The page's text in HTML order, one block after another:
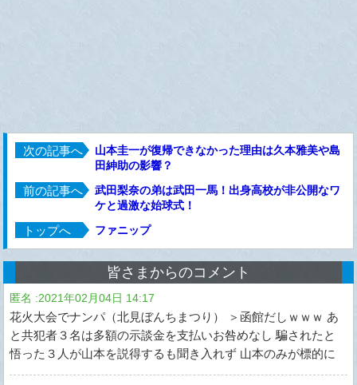
次の記事へ
山本圭一が復帰できなかった理由は久本雅美や島
田紳助の影響？
前の記事へ
武田梨奈の弟は武田一馬！出身高校が非公開なワ
ケと過激な始球式！
トップへ ファニップ
皆さまからのコメント
匿名 :2021年02月04日 14:17
花火大会でナンパ（北見ぼんちまつり） ＞函館だしｗｗｗ あ
と共犯者３名は多額の示談金を支払いお咎めなし 騙されたと
悟った３人が山本を説得するも聞き入れず 山本のみが標的に